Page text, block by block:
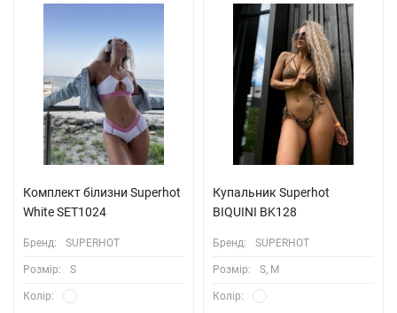
Комплект білизни Superhot
White SET1024
Бренд: SUPERHOT
Розмiр: S
Колiр:
Купальник Superhot
BIQUINI BK128
Бренд: SUPERHOT
Розмiр: S, M
Колiр: